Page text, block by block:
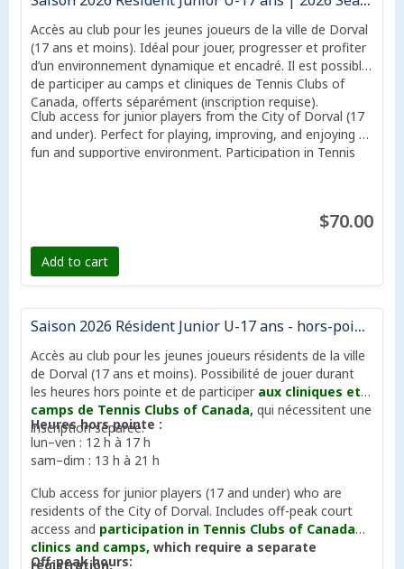
Accès au club pour les jeunes joueurs de la ville de Dorval
(17 ans et moins). Idéal pour jouer, progresser et profiter
d’un environnement dynamique et encadré. Il est possible
de participer au camps et cliniques de Tennis Clubs of
Canada, offerts séparément (inscription requise).
Club access for junior players from the City of Dorval (17
and under). Perfect for playing, improving, and enjoying a
fun and supportive environment. Participation in Tennis
$70.00
Add to cart
Saison 2026 Résident Junior U-17 ans - hors-pointe| 2026 Season Resident Junior U-17 off-peak
Accès au club pour les jeunes joueurs résidents de la ville
de Dorval (17 ans et moins). Possibilité de jouer durant
les heures hors pointe et de participer aux cliniques et
camps de Tennis Clubs of Canada, qui nécessitent une
inscription séparée.
Heures hors pointe :
lun–ven : 12 h à 17 h
sam–dim : 13 h à 21 h
Club access for junior players (17 and under) who are
residents of the City of Dorval. Includes off-peak court
access and participation in Tennis Clubs of Canada
clinics and camps, which require a separate
registration.
Off-peak hours: